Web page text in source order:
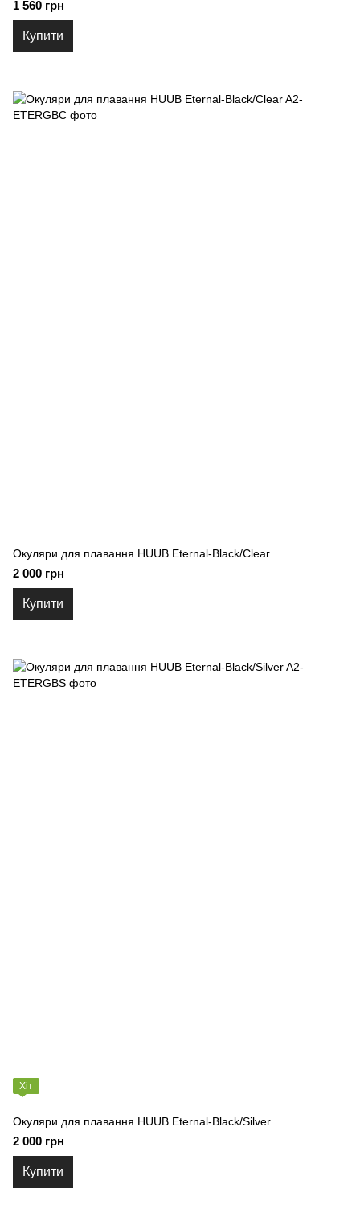
1 560 грн
Купити
Окуляри для плавання HUUB Eternal-Black/Clear
2 000 грн
Купити
Хіт
Окуляри для плавання HUUB Eternal-Black/Silver
2 000 грн
Купити